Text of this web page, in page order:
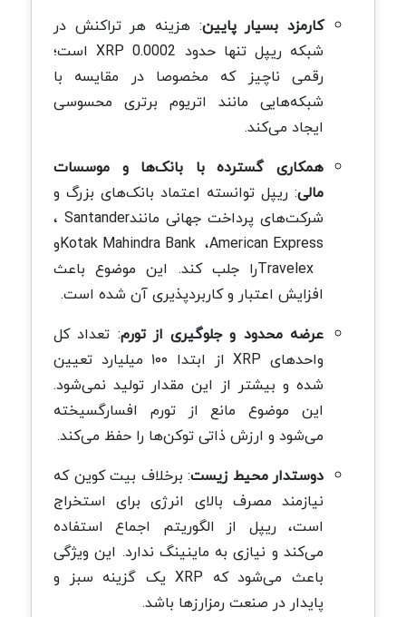
کارمزد بسیار پایین: هزینه هر تراکنش در
شبکه ریپل تنها حدود 0.0002
XRP است؛
رقمی ناچیز که مخصوصا در مقایسه با
شبکه‌هایی مانند اتریوم برتری محسوسی
ایجاد می‌کند.
همکاری گسترده با بانک‌ها و موسسات
مالی: ریپل توانسته اعتماد بانک‌های بزرگ و
شرکت‌های پرداخت جهانی مانندSantander ،
American Express، Kotak Mahindra Bankو
Travelexرا جلب کند. این موضوع باعث
افزایش اعتبار و کاربردپذیری آن شده است.
عرضه محدود و جلوگیری از تورم: تعداد کل
واحدهایXRP
از ابتدا ۱۰۰ میلیارد تعیین
شده و بیشتر از این مقدار تولید نمی‌شود.
این موضوع مانع از تورم افسارگسیخته
می‌شود و ارزش ذاتی توکن‌ها را حفظ می‌کند.
دوستدار محیط زیست: برخلاف بیت کوین که
نیازمند مصرف بالای انرژی برای استخراج
است، ریپل از الگوریتم اجماع استفاده
می‌کند و نیازی به ماینینگ ندارد. این ویژگی
باعث می‌شود که XRP یک گزینه سبز و
پایدار در صنعت رمزارزها باشد.